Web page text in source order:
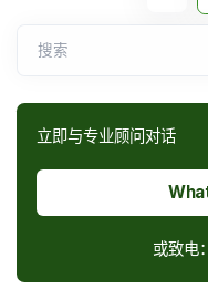
搜索
立即与专业顾问对话
或致电：